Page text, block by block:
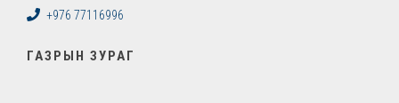
+976 77116996
ГАЗРЫН ЗУРАГ